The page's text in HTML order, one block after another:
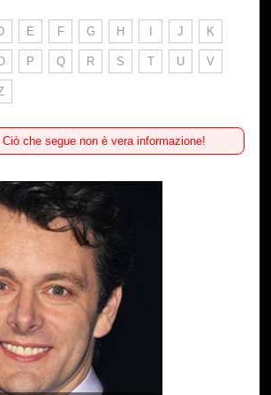
E F G H I J K
P Q R S T U V
che segue non è vera informazione!